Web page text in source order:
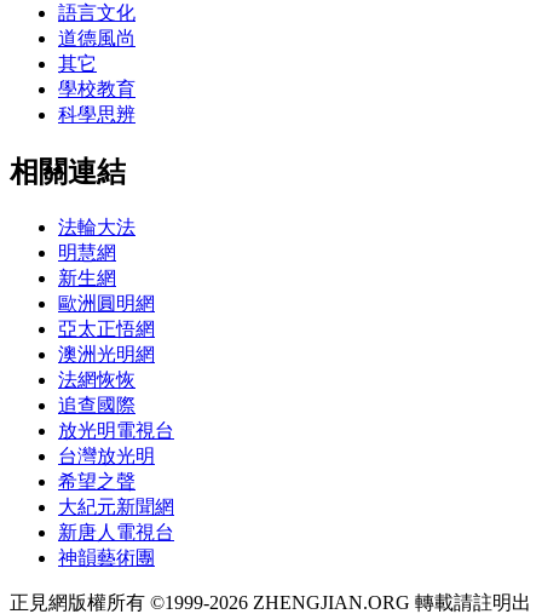
語言文化
道德風尚
其它
學校教育
科學思辨
相關連結
法輪大法
明慧網
新生網
歐洲圓明網
亞太正悟網
澳洲光明網
法網恢恢
追查國際
放光明電視台
台灣放光明
希望之聲
大紀元新聞網
新唐人電視台
神韻藝術團
正見網版權所有 ©1999-2026 ZHENGJIAN.ORG 轉載請註明出